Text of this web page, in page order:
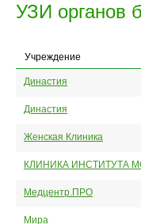
УЗИ органов
Учреждение
Династия
Династия
Женская Клиника
КЛИНИКА ИНСТИТУТА
Медцентр.ПРО
Мира